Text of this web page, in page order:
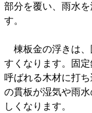
部分を覆い、雨水
す。
棟板金の浮きは、
すくなります。固
呼ばれる木材に打
の貫板が湿気や雨
しくなります。